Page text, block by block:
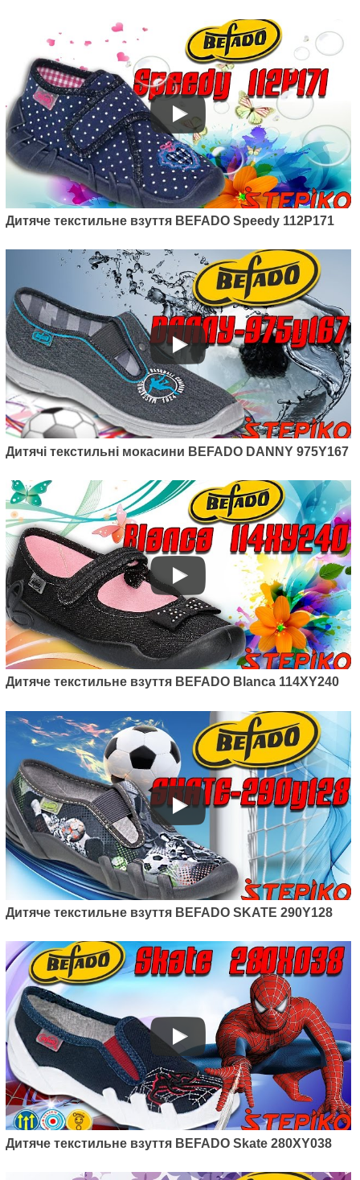
Артикул: 290Y210
Дитячі текстильні мокасини
Befado Skate 290Y210
Артикул: 290Y212
Befado Skate 290Y212
495грн.
Артикул: 290X221
Дитячі текстильні мокасини
Befado Skate 290X221
495грн.
Дитяче текстильне взуття BEFADO Speedy 112P171
Дитячі текстильні мокасини BEFADO DANNY 975Y167
Дитяче текстильне взуття BEFADO Blanca 114XY240
Дитяче текстильне взуття BEFADO SKATE 290Y128
Дитяче текстильне взуття BEFADO Skate 280XY038